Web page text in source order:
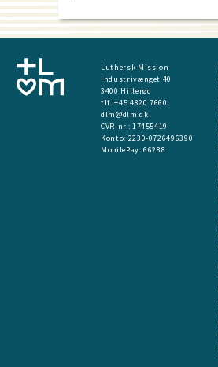
Luthersk Mission
Industrivænget 40
3400 Hillerød
tlf. +45 4820 7660
dlm@dlm.dk
CVR-nr.: 17455419
​Konto: 2230-0726496390
MobilePay:66288